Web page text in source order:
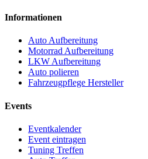
Informationen
Auto Aufbereitung
Motorrad Aufbereitung
LKW Aufbereitung
Auto polieren
Fahrzeugpflege Hersteller
Events
Eventkalender
Event eintragen
Tuning Treffen